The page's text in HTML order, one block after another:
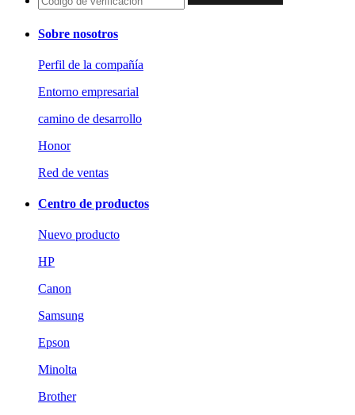
Sobre nosotros
Perfil de la compañía
Entorno empresarial
camino de desarrollo
Honor
Red de ventas
Centro de productos
Nuevo producto
HP
Canon
Samsung
Epson
Minolta
Brother